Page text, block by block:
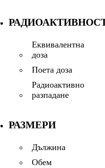
Еквивалентна
доза
Поета доза
Радиоактивно
разпадане
РАЗМЕРИ
Дължина
Обем